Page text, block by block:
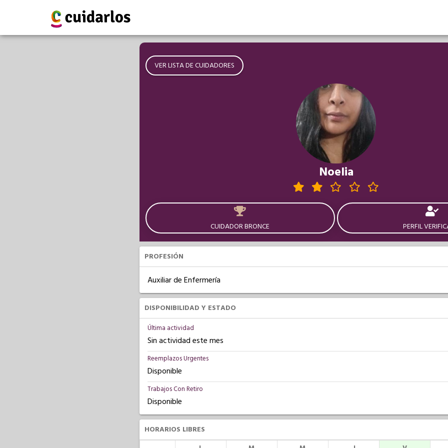
VER LISTA DE CUIDADORES
Noelia
CUIDADOR BRONCE PERFIL
PROFESIÓN
Auxiliar de Enfermería
DISPONIBILIDAD Y ESTADO
Última actividad
Sin actividad este mes
Reemplazos Urgentes
Disponible
Trabajos Con Retiro
Disponible
HORARIOS LIBRES